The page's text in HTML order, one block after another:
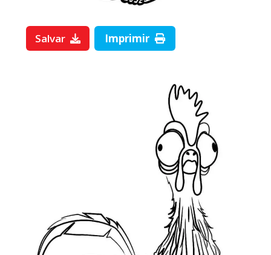
Salvar Imprimir